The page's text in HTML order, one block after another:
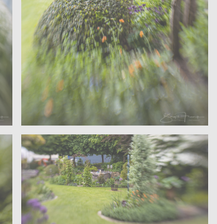
Offene Gärten – Wohngarten
Sanders – Velen